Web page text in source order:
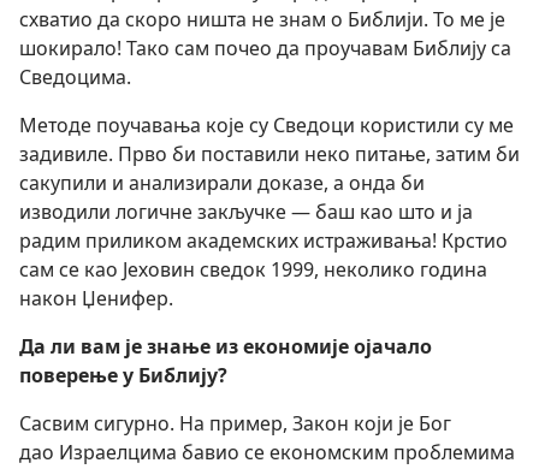
схватио да скоро ништа не знам о Библији. То ме је
шокирало! Тако сам почео да проучавам Библију са
Сведоцима.
Методе поучавања које су Сведоци користили су ме
задивиле. Прво би поставили неко питање, затим би
сакупили и анализирали доказе, а онда би
изводили логичне закључке — баш као што и ја
радим приликом академских истраживања! Крстио
сам се као Јеховин сведок 1999, неколико година
након Џенифер.
Да ли вам је знање из економије ојачало
поверење у Библију?
Сасвим сигурно. На пример, Закон који је Бог
дао Израелцима бавио се економским проблемима